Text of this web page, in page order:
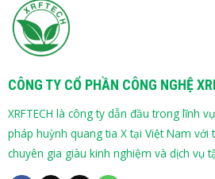
CÔNG TY CỔ PHẦN CÔNG NGHỆ
XRFTECH là công ty dẫn đầu trong lĩnh
pháp huỳnh quang tia X tại Việt Nam với
chuyên gia giàu kinh nghiệm và dịch vụ